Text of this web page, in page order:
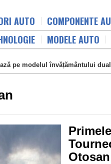
AUTO COMPONENTE
MODELE AUTO
pe modelul învățământului